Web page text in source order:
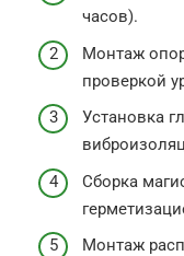
часов).
Монтаж
проверкой
Установка
Сборка
Монтаж